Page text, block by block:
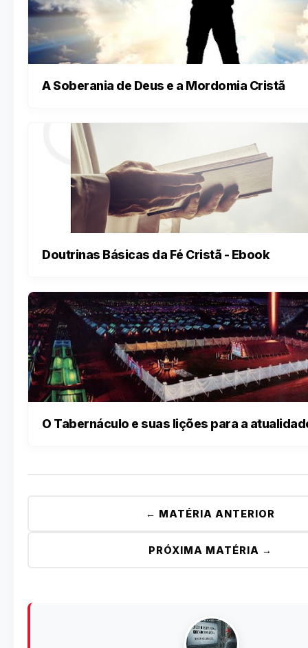
A Soberania de Deus e a Mordomia Cristã
Doutrinas Básicas da Fé Cristã - Ebook
O Tabernáculo e suas lições para a
← MATÉRIA ANTERIOR
PRÓXIMA MATÉRIA →